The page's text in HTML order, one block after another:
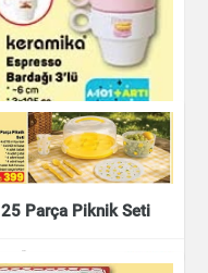
Keramika Espresso
Bardağı 3'lü
25 Parça Piknik Seti